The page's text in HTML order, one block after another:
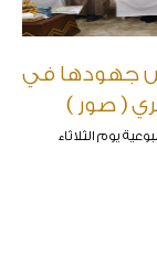
جهودها في
( صور )
يوم الثلاثاء